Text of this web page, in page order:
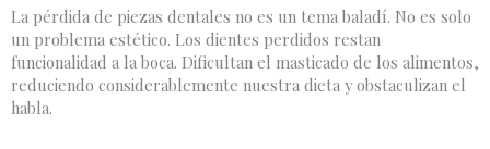
La pérdida de piezas dentales no es un tema baladí. No es solo
un problema estético. Los dientes perdidos restan
funcionalidad a la boca. Dificultan el masticado de los alimentos,
reduciendo considerablemente nuestra dieta y obstaculizan el
habla.